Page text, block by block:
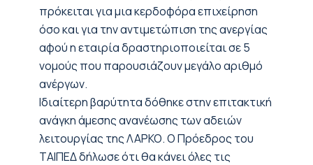
πρόκειται για μια κερδοφόρα επιχείρηση
όσο και για την αντιμετώπιση της ανεργίας
αφού η εταιρία δραστηριοποιείται σε 5
νομούς που παρουσιάζουν μεγάλο αριθμό
ανέργων.
Ιδιαίτερη βαρύτητα δόθηκε στην επιτακτική
ανάγκη άμεσης ανανέωσης των αδειών
λειτουργίας της ΛΑΡΚΟ. Ο Πρόεδρος του
ΤΑΙΠΕΔ δήλωσε ότι θα κάνει όλες τις